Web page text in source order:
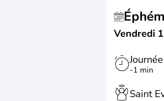
Vendredi
Journée
-1 min
Saint